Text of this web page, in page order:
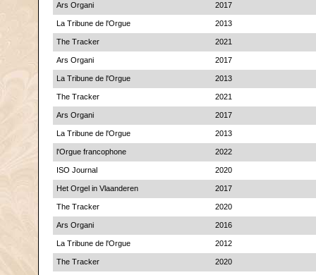
Ars Organi 2017
La Tribune de l'Orgue 2013
The Tracker 2021
Ars Organi 2017
La Tribune de l'Orgue 2013
The Tracker 2021
Ars Organi 2017
La Tribune de l'Orgue 2013
l'Orgue francophone 2022
ISO Journal 2020
Het Orgel in Vlaanderen 2017
The Tracker 2020
Ars Organi 2016
La Tribune de l'Orgue 2012
The Tracker 2020